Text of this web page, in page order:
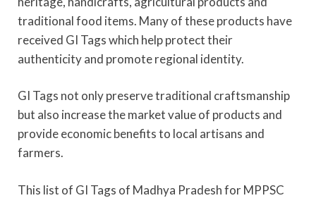
traditional food items. Many of these products have
received GI Tags which help protect their
authenticity and promote regional identity.
GI Tags not only preserve traditional craftsmanship
but also increase the market value of products and
provide economic benefits to local artisans and
farmers.
This list of GI Tags of Madhya Pradesh for MPPSC